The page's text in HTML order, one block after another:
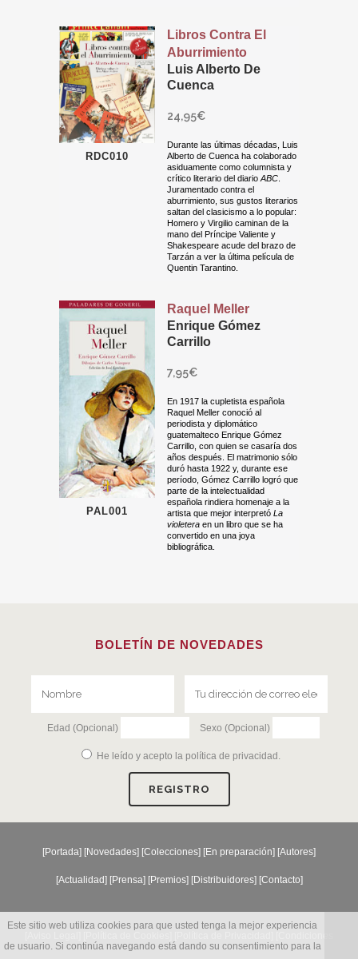
RDC010
Libros Contra El
Aburrimiento
Luis Alberto De
Cuenca
24,95€
Durante las últimas décadas, Luis
Alberto de Cuenca ha colaborado
asiduamente como columnista y
crítico literario del diario ABC
Juramentado contra el
aburrimiento, sus gustos literarios
saltan del clasicismo a lo popular:
Homero y Virgilio caminan de la
mano del Príncipe Valiente y
Shakespeare acude del brazo de
Tarzán a ver la última película de
Quentin Tarantino.
PAL001
Raquel Meller
Enrique Gómez
Carrillo
7,95€
En 1917 la cupletista española
Raquel Meller conoció al
periodista y diplomático
guatemalteco Enrique Gómez
Carrillo, con quien se casaría dos
años después. El matrimonio sólo
duró hasta 1922 y, durante ese
período, Gómez Carrillo logró que
parte de la intelectualidad
española rindiera homenaje a la
artista que mejor interpretó La
violetera en un libro que se ha
convertido en una joya
bibliográfica.
BOLETÍN DE NOVEDADES
Edad (Opcional) Sexo (Opcional)
He leído y acepto la política de privacidad .
[Portada] [Novedades] [Colecciones] [En preparación] [Autores]
[Actualidad] [Prensa] [Premios] [Distribuidores] [Contacto]
Este sitio web utiliza cookies para que usted tenga la mejor experiencia
de usuario. Si continúa navegando está dando su consentimiento para la